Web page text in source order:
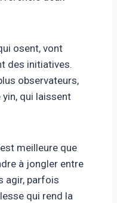
osent, vont
des initiatives.
observateurs,
yin, qui laissent
meilleure que
à jongler entre
agir, parfois
qui rend la